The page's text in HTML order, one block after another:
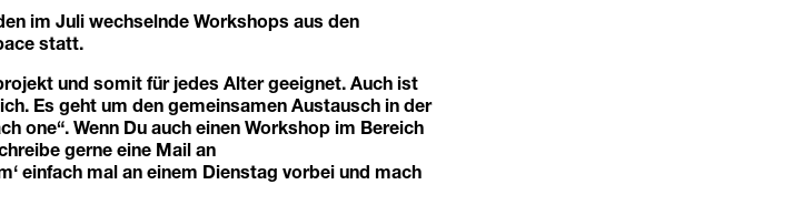
im Juli wechselnde Workshops aus den
statt.
und somit für jedes Alter geeignet. Auch ist
Es geht um den gemeinsamen Austausch in der
one“. Wenn Du auch einen Workshop im Bereich
gerne eine Mail an
einfach mal an einem Dienstag vorbei und mach